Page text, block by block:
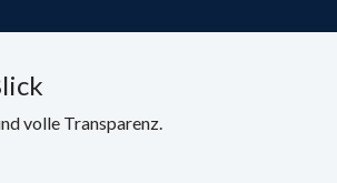
volle Transparenz.